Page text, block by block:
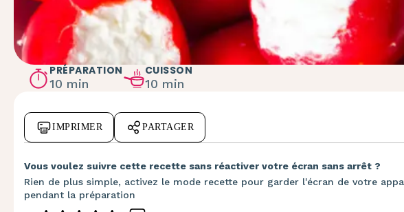
PRÉPARATION
10 min
CUISSON
10 min
IMPRIMER PARTAGER
Vous voulez suivre cette recette sans réactiver votre écran sans arrêt ?
Rien de plus simple, activez le mode recette pour garder l'écran de votre
pendant la préparation